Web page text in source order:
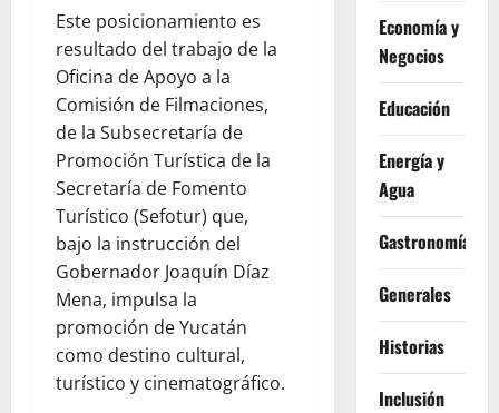
Este posicionamiento es
resultado del trabajo de la
Oficina de Apoyo a la
Comisión de Filmaciones,
de la Subsecretaría de
Promoción Turística de la
Secretaría de Fomento
Turístico (Sefotur) que,
bajo la instrucción del
Gobernador Joaquín Díaz
Mena, impulsa la
promoción de Yucatán
como destino cultural,
turístico y cinematográfico.
Economía y
Negocios
Educación
Energía y
Agua
Gastronomía
Generales
Historias
Inclusión